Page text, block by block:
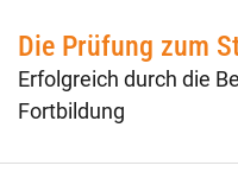
Wiederholerlehrgang
Die Prüfung zum
Erfolgreich durch die
Fortbildung